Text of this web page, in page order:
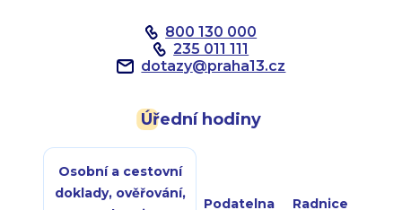
800 130 000
235 011 111
dotazy@praha13.cz
Úřední hodiny
Osobní a cestovní
doklady, ověřování,
Podatelna Radnice